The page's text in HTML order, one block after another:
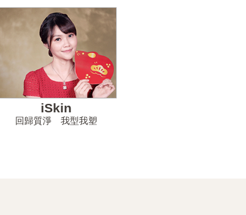
iSkin
回歸質淨 我型我塑